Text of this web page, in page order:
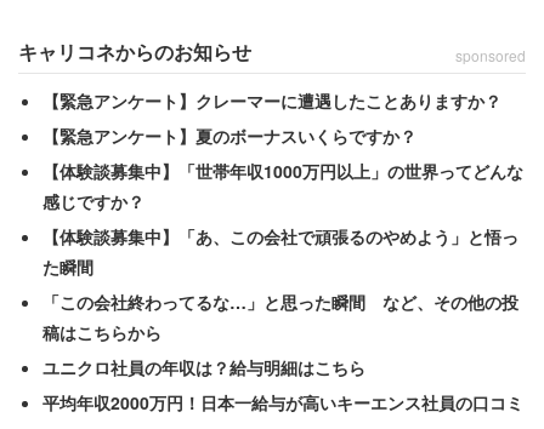
パチンコをしないよう家にこもっても、「酒で気をまぎら
わす」ことになるという。その結果「肝臓の調子」が悪く
なり、家で酒を飲まないように再び「パチンコ店」に向か
ってしまうという。
「本当に無趣味は最悪だなと思う」
と苦しそうに書いていた。財布と身体にやさしい趣味を早
急に見つけるととともに、自助グループなどを頼ったほう
がよさそうだ。
キャリコネからのお知らせ sponsored
【緊急アンケート】クレーマーに遭遇したことありますか？
【緊急アンケート】夏のボーナスいくらですか？
【体験談募集中】「世帯年収1000万円以上」の世界ってどんな
感じですか？
【体験談募集中】「あ、この会社で頑張るのやめよう」と悟っ
た瞬間
「この会社終わってるな…」と思った瞬間 など、その他の投
稿はこちらから
ユニクロ社員の年収は？給与明細はこちら
平均年収2000万円！日本一給与が高いキーエンス社員の口コミ